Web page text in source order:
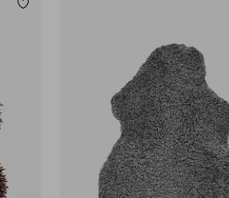
Lägg till i favoriter